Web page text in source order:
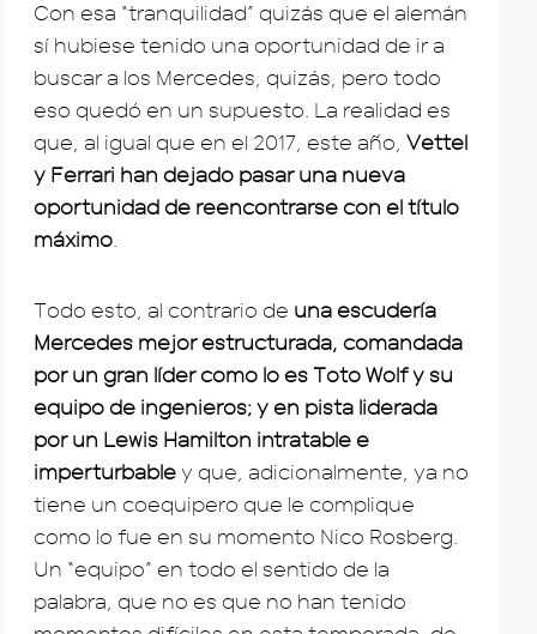
Con esa “tranquilidad” quizás que el alemán
sí hubiese tenido una oportunidad de ir a
buscar a los Mercedes, quizás, pero todo
eso quedó en un supuesto. La realidad es
que, al igual que en el 2017, este año, Vettel
y Ferrari han dejado pasar una nueva
oportunidad de reencontrarse con el título
máximo
Todo esto, al contrario de una escudería
Mercedes mejor estructurada, comandada
por un gran líder como lo es Toto Wolf y su
equipo de ingenieros; y en pista liderada
por un Lewis Hamilton intratable e
imperturbable y que, adicionalmente, ya no
tiene un coequipero que le complique
como lo fue en su momento Nico Rosberg.
Un “equipo” en todo el sentido de la
palabra, que no es que no han tenido